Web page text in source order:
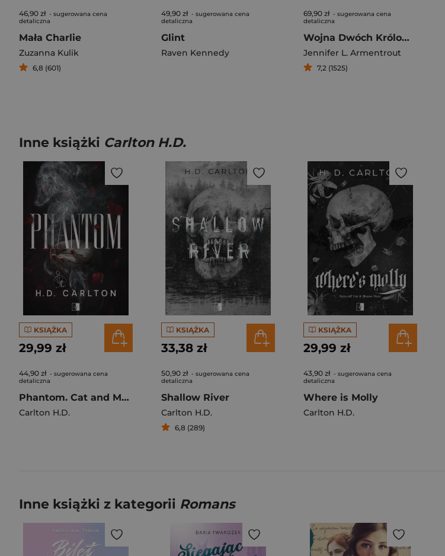
46,90 zł - sugerowana cena
detaliczna
Mała Charlie
Zuzanna Kulik
6,8 (601)
49,90 zł - sugerowana cena
detaliczna
Glint
Raven Kennedy
69,90 zł - sugerowana cena
detaliczna
Wojna Dwóch Królowych
Jennifer L. Armentrout
7,2 (1525)
Inne książki Carlton H.D.
KSIĄŻKA
29,99 zł
44,90 zł - sugerowana cena
detaliczna
Phantom. Cat and Mouse Duet. Prequel
Carlton H.D.
KSIĄŻKA
33,38 zł
50,90 zł - sugerowana cena
detaliczna
Shallow River
Carlton H.D.
6,8 (289)
KSIĄŻKA
29,99 zł
43,90 zł - sugerowana cena
detaliczna
Where is Molly
Carlton H.D.
Inne książki z kategorii Romans